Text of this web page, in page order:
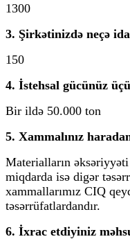
1300
3. Şirkətinizdə neçə
150
4. İstehsal gücünüz
Bir ildə 50.000 ton
5. Xammalınız
Materialların
miqdarda isə digər
xammallarımız CIQ
təsərrüfatlardandır.
6. İxrac etdiyiniz